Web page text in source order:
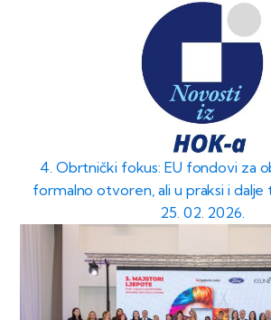
4. Obrtnički fokus: EU fondovi za
formalno otvoren, ali u praksi i
25. 02. 2026.